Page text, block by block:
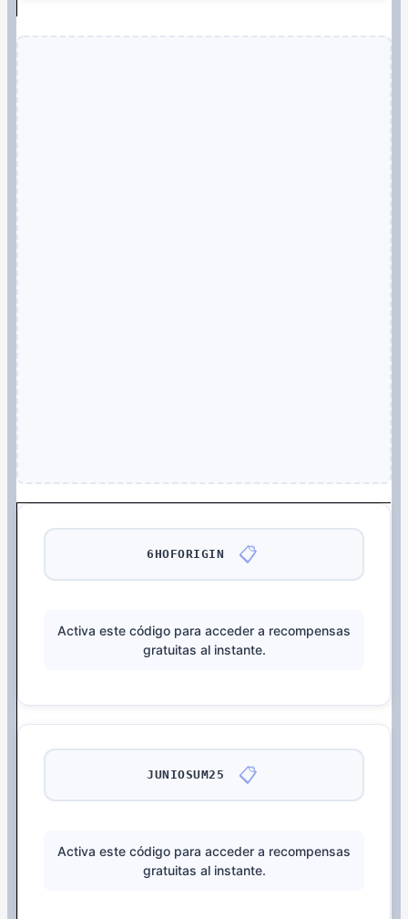
6HOFORIGIN 📋
Activa este código para acceder a recompensas
gratuitas al instante.
JUNIOSUM25 📋
Activa este código para acceder a recompensas
gratuitas al instante.